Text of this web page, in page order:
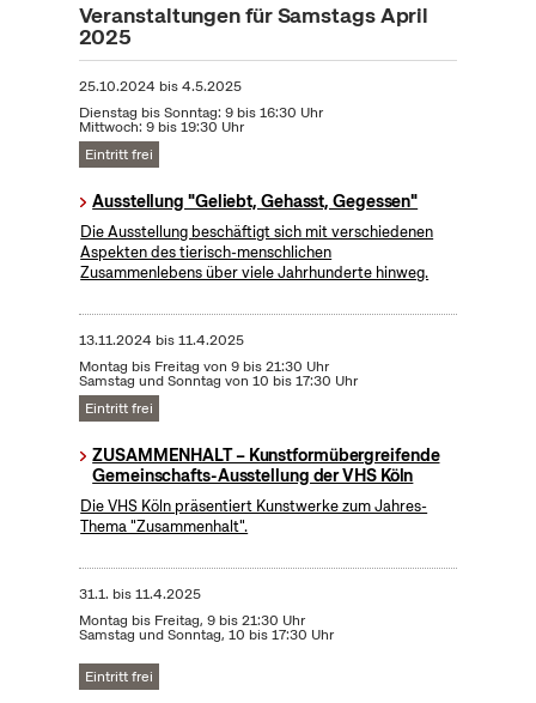
Veranstaltungen für Samstags April
2025
25.10.2024 bis4.5.2025
Dienstag bis Sonntag: 9 bis 16:30 Uhr
Mittwoch: 9 bis 19:30 Uhr
Eintritt frei
Ausstellung "Geliebt, Gehasst, Gegessen"
Die Ausstellung beschäftigt sich mit verschiedenen
Aspekten des tierisch-menschlichen
Zusammenlebens über viele Jahrhunderte hinweg.
13.11.2024 bis11.4.2025
Montag bis Freitag von 9 bis 21:30 Uhr
Samstag und Sonntag von 10 bis 17:30 Uhr
Eintritt frei
ZUSAMMENHALT – Kunstformübergreifende
Gemeinschafts-Ausstellung der VHS Köln
Die VHS Köln präsentiert Kunstwerke zum Jahres-
Thema "Zusammenhalt".
31.1. bis11.4.2025
Montag bis Freitag, 9 bis 21:30 Uhr
Samstag und Sonntag, 10 bis 17:30 Uhr
Eintritt frei